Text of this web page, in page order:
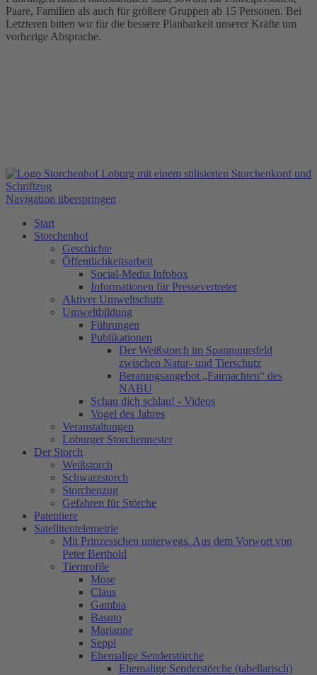
Paare, Familien als auch für größere Gruppen ab 15 Personen. Bei
Letzteren bitten wir für die bessere Planbarkeit unserer Kräfte um
vorherige Absprache.
Navigation überspringen
Start
Storchenhof
Geschichte
Öffentlichkeitsarbeit
Social-Media Infobox
Informationen für Pressevertreter
Aktiver Umweltschutz
Umweltbildung
Führungen
Publikationen
Der Weißstorch im Spannungsfeld
zwischen Natur- und Tierschutz
Beratungsangebot „Fairpachten“ des
NABU
Schau dich schlau! - Videos
Vogel des Jahres
Veranstaltungen
Loburger Storchennester
Der Storch
Weißstorch
Schwarzstorch
Storchenzug
Gefahren für Störche
Patentiere
Satellitentelemetrie
Mit Prinzesschen unterwegs. Aus dem Vorwort von
Peter Berthold
Tierprofile
Mose
Claus
Gambia
Basuto
Marianne
Seppl
Ehemalige Senderstörche
Ehemalige Senderstörche (tabellarisch)